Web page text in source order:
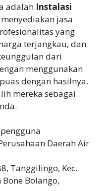
adalah Instalasi
jasa
yang
terjangkau, dan
dari
menggunakan
dengan hasilnya.
mereka sebagai
Daerah Air
Tanggilingo, Kec.
Bolango,